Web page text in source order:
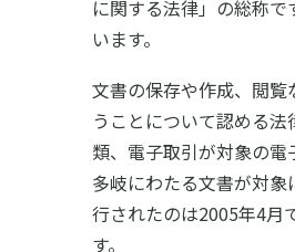
に関する法律」の総称
います。
文書の保存や作成、閲
うことについて認める
類、電子取引が対象の
多岐にわたる文書が対
行されたのは2005年4月
す。